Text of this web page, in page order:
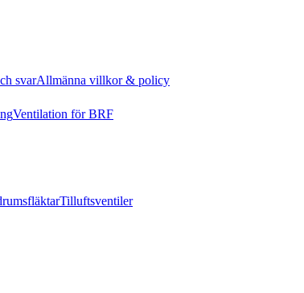
svarAllmänna villkor & policy
Ventilation för BRF
Tilluftsventiler